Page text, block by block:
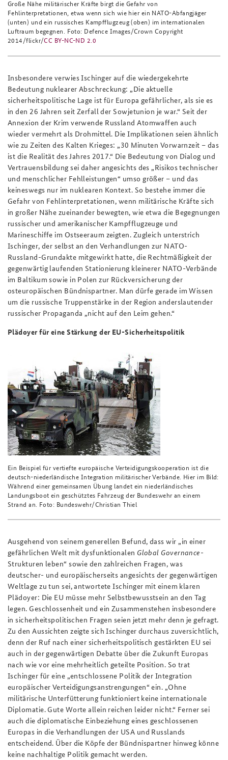
Große Nähe militärischer Kräfte birgt die Gefahr von
Fehlinterpretationen, etwa wenn sich wie hier ein NATO-Abfangjäger
(unten) und ein russisches Kampfflugzeug (oben) im internationalen
Luftraum begegnen. Foto: Defence Images/Crown Copyright
2014/flickr/CC BY-NC-ND 2.0
Insbesondere verwies Ischinger auf die wiedergekehrte
Bedeutung nuklearer Abschreckung: „Die aktuelle
sicherheitspolitische Lage ist für Europa gefährlicher, als sie es
in den 26 Jahren seit Zerfall der Sowjetunion je war.“ Seit der
Annexion der Krim verwende Russland Atomwaffen auch
wieder vermehrt als Drohmittel. Die Implikationen seien ähnlich
wie zu Zeiten des Kalten Krieges: „30 Minuten Vorwarnzeit – das
ist die Realität des Jahres 2017.“ Die Bedeutung von Dialog und
Vertrauensbildung sei daher angesichts des „Risikos technischer
und menschlicher Fehlleistungen“ umso größer – und das
keineswegs nur im nuklearen Kontext. So bestehe immer die
Gefahr von Fehlinterpretationen, wenn militärische Kräfte sich
in großer Nähe zueinander bewegten, wie etwa die Begegnungen
russischer und amerikanischer Kampfflugzeuge und
Marineschiffe im Ostseeraum zeigten. Zugleich unterstrich
Ischinger, der selbst an den Verhandlungen zur NATO-
Russland-Grundakte mitgewirkt hatte, die Rechtmäßigkeit der
gegenwärtig laufenden Stationierung kleinerer NATO-Verbände
im Baltikum sowie in Polen zur Rückversicherung der
osteuropäischen Bündnispartner. Man dürfe gerade im Wissen
um die russische Truppenstärke in der Region anderslautender
russischer Propaganda „nicht auf den Leim gehen.“
Plädoyer für eine Stärkung der EU-Sicherheitspolitik
Ein Beispiel für vertiefte europäische Verteidigungskooperation ist die
deutsch-niederländische Integration militärischer Verbände. Hier im Bild:
Während einer gemeinsamen Übung landet ein niederländisches
Landungsboot ein geschütztes Fahrzeug der Bundeswehr an einem
Strand an. Foto: Bundeswehr/Christian Thiel
Ausgehend von seinem generellen Befund, dass wir „in einer
gefährlichen Welt mit dysfunktionalen Global Governance-
Strukturen leben“ sowie den zahlreichen Fragen, was
deutscher- und europäischerseits angesichts der gegenwärtigen
Weltlage zu tun sei, antwortete Ischinger mit einem klaren
Plädoyer: Die EU müsse mehr Selbstbewusstsein an den Tag
legen. Geschlossenheit und ein Zusammenstehen insbesondere
in sicherheitspolitischen Fragen seien jetzt mehr denn je gefragt.
Zu den Aussichten zeigte sich Ischinger durchaus zuversichtlich,
denn der Ruf nach einer sicherheitspolitisch gestärkten EU sei
auch in der gegenwärtigen Debatte über die Zukunft Europas
nach wie vor eine mehrheitlich geteilte Position. So trat
Ischinger für eine „entschlossene Politik der Integration
europäischer Verteidigungsanstrengungen“ ein. „Ohne
militärische Unterfütterung funktioniert keine internationale
Diplomatie. Gute Worte allein reichen leider nicht.“ Ferner sei
auch die diplomatische Einbeziehung eines geschlossenen
Europas in die Verhandlungen der USA und Russlands
entscheidend. Über die Köpfe der Bündnispartner hinweg könne
keine nachhaltige Politik gemacht werden.